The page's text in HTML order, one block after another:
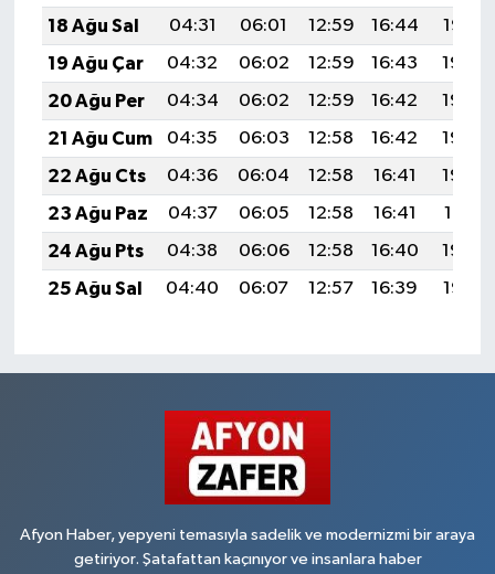
18 Ağu Sal
04:31 06:01 12:59 16:44
19:47
19 Ağu Çar
04:32 06:02 12:59 16:43
19:46
20 Ağu Per
04:34 06:02 12:59 16:42
19:45
21 Ağu Cum
04:35 06:03 12:58 16:42
19:43
22 Ağu Cts
04:36 06:04 12:58 16:41
19:42
23 Ağu Paz
04:37 06:05 12:58 16:41
19:41
24 Ağu Pts
04:38 06:06 12:58 16:40
19:39
25 Ağu Sal
04:40 06:07 12:57 16:39 19:38
Afyon Haber, yepyeni temasıyla sadelik ve modernizmi bir araya
getiriyor. Şatafattan kaçınıyor ve insanlara haber